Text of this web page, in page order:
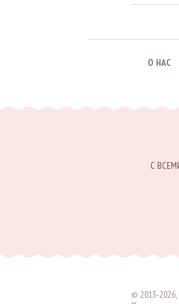
О НАС
С
© 2013-